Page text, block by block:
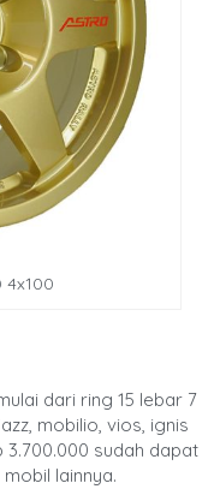
4x100
dari ring 15 lebar 7
mobilio, vios, ignis
sudah dapat
lainnya.